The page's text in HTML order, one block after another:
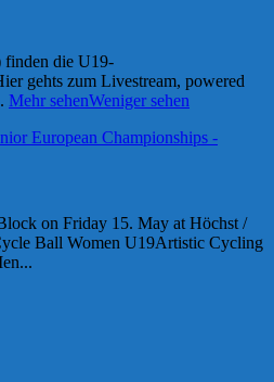
finden die U19-
gehts zum Livestream, powered
Mehr sehenWeniger sehen
European Championships -
on Friday 15. May at Höchst /
Ball Women U19Artistic Cycling